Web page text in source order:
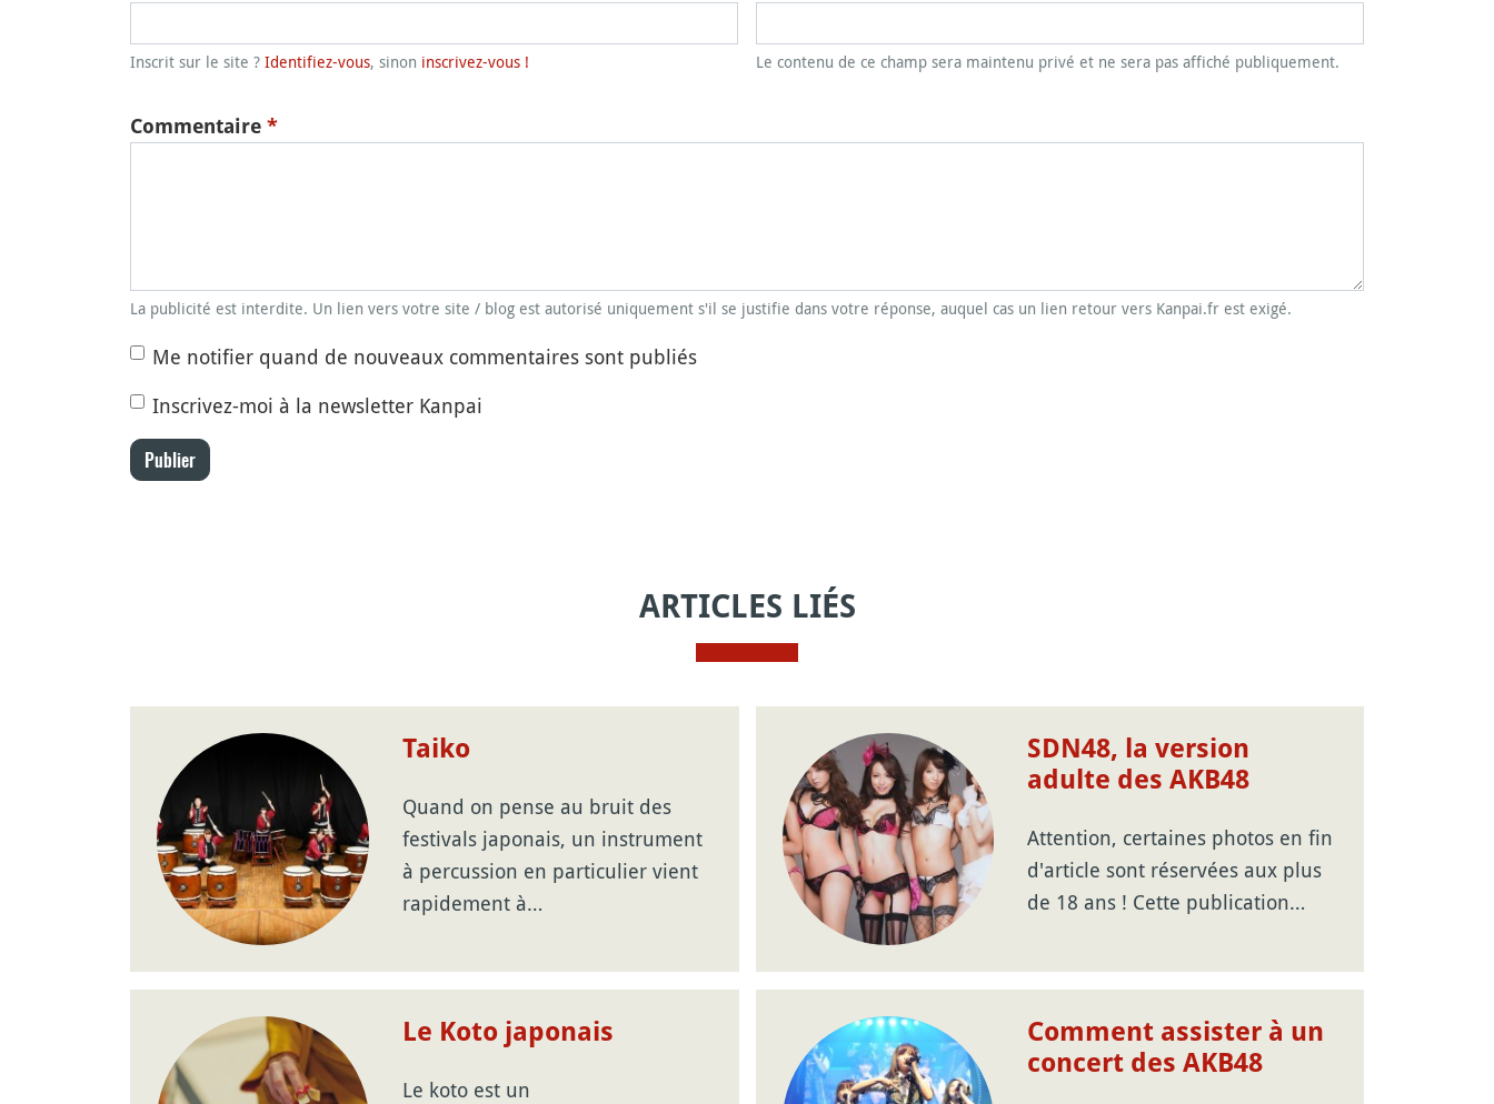
Inscrit sur le site ? Identifiez-vous, sinon inscrivez-vous ! Le contenu de ce champ sera maintenu privé et ne sera pas affiché publiquement.
Commentaire *
La publicité est interdite. Un lien vers votre site / blog est autorisé uniquement s'il se justifie dans votre réponse, auquel cas un lien retour vers Kanpai.fr est exigé.
Me notifier quand de nouveaux commentaires sont publiés
Inscrivez-moi à la newsletter Kanpai
Publier
ARTICLES LIÉS
Taiko
Quand on pense au bruit des
festivals japonais, un instrument
à percussion en particulier vient
rapidement à…
SDN48, la version
adulte des AKB48
Attention, certaines photos en fin
d'article sont réservées aux plus
de 18 ans ! Cette publication…
Le Koto japonais
Le koto est un
Comment assister à un
concert des AKB48